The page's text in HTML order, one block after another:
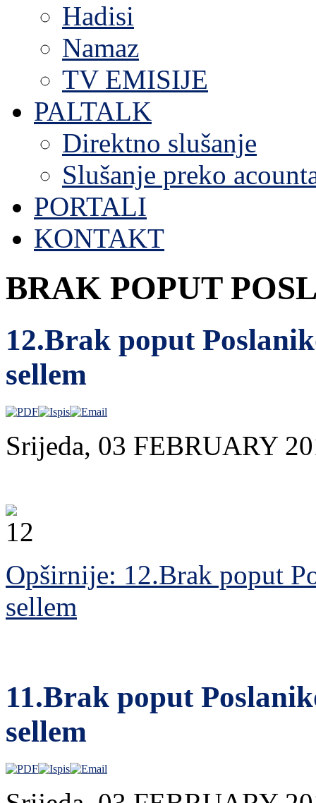
Hadisi
Namaz
TV EMISIJE
PALTALK
Direktno slušanje
Slušanje preko
PORTALI
KONTAKT
BRAK POPUT
12.Brak poput
sellem
Srijeda, 03 FEBRUARY
Opširnije: 12.Brak poput
sellem
11.Brak poput
sellem